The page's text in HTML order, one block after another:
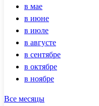
в мае
в июне
в июле
в августе
в сентябре
в октябре
в ноябре
Все месяцы